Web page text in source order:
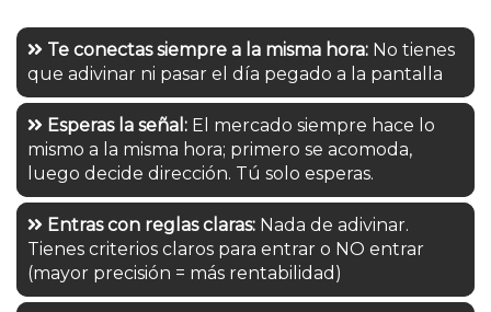
Te conectas siempre a la misma hora: No tienes
que adivinar ni pasar el día pegado a la pantalla
Esperas la señal: El mercado siempre hace lo
mismo a la misma hora; primero se acomoda,
luego decide dirección. Tú solo esperas.
Entras con reglas claras: Nada de adivinar.
Tienes criterios claros para entrar o NO entrar
(mayor precisión = más rentabilidad)